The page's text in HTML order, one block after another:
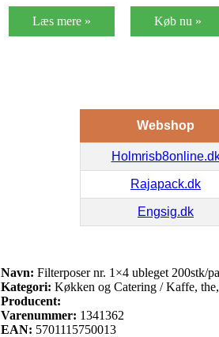
Læs mere » Køb nu »
Webshop
Rajapack.dk
Engsig.dk
Navn: Filterposer nr. 1×4 ubleget 200stk/
Kategori: Køkken og Catering / Kaffe,
Producent:
Varenummer: 1341362
EAN: 5701115750013